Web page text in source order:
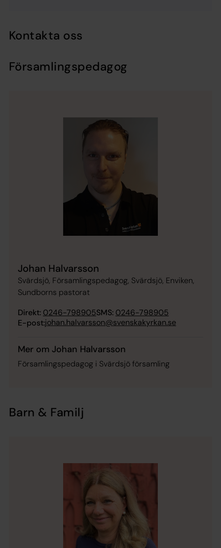
Kontakta oss
Församlingspedagog
Johan Halvarsson
Svärdsjö, Församlingspedagog, Svärdsjö, Enviken,
Sundborns pastorat
Direkt: 0246-798905SMS: 0246-798905
E-post:johan.halvarsson@svenskakyrkan.se
Mer om Johan Halvarsson
Församlingspedagog i Svärdsjö församling
Barn & Familj